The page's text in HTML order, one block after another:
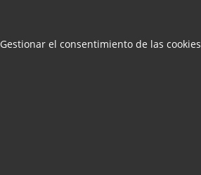
Gestionar el consentimiento de las cookies